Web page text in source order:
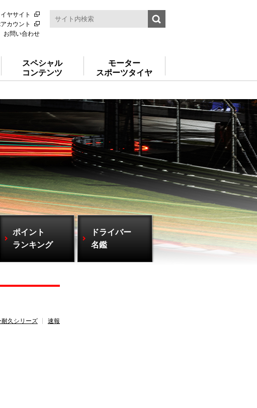
ヤサイト
カウント
お問い合わせ
スペシャル
コンテンツ
モーター
スポーツタイヤ
ポイント
ランキング
ドライバー
名鑑
耐久シリーズ 速報